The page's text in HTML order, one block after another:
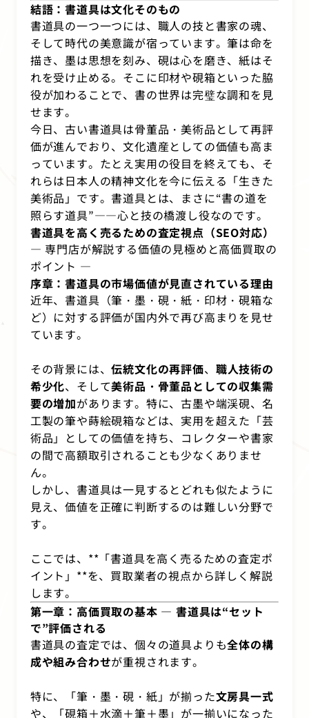
結語：書道具は文化そのもの
書道具の一つ一つには、職人の技と書家の魂、
そして時代の美意識が宿っています。筆は命を
描き、墨は思想を刻み、硯は心を磨き、紙はそ
れを受け止める。そこに印材や硯箱といった脇
役が加わることで、書の世界は完璧な調和を見
せます。
今日、古い書道具は骨董品・美術品として再評
価が進んでおり、文化遺産としての価値も高ま
っています。たとえ実用の役目を終えても、そ
れらは日本人の精神文化を今に伝える「生きた
美術品」です。書道具とは、まさに“書の道を
照らす道具”――心と技の橋渡し役なのです。
書道具を高く売るための査定視点（SEO対応）
― 専門店が解説する価値の見極めと高価買取の
ポイント ―
序章：書道具の市場価値が見直されている理由
近年、書道具（筆・墨・硯・紙・印材・硯箱な
ど）に対する評価が国内外で再び高まりを見せ
ています。
その背景には、伝統文化の再評価、 職人技術の
希少化、そして美術品・骨董品としての収集需
要の増加があります。特に、古墨や端渓硯、名
工製の筆や蒔絵硯箱などは、実用を超えた「芸
術品」としての価値を持ち、コレクターや書家
の間で高額取引されることも少なくありませ
ん。
しかし、書道具は一見するとどれも似たように
見え、価値を正確に判断するのは難しい分野で
す。
ここでは、**「書道具を高く売るための査定ポ
イント」**を、買取業者の視点から詳しく解説
します。
第一章：高価買取の基本 ― 書道具は“セット
で”評価される
書道具の査定では、個々の道具よりも全体の構
成や組み合わせが重視されます。
特に、「筆・墨・硯・紙」が揃った文房具一式
や、「硯箱＋水滴＋筆＋墨」が一揃いになった